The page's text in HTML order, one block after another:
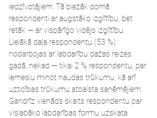
iedzīvotājiem. Tā biežāk domā
respondenti ar augstāko izglītību, bet
retāk — ar vispārīgo vidējo izglītību.
Lielākā daļa respondentu (53 %)
nodarbojas ar labdarību dažas reizes
gadā, nekad — tikai 2 % respondentu, par
iemeslu minot naudas trūkumu, kā arī
uzticības trūkumu atbalsta saņēmējiem.
Gandrīz vienāds skaits respondentu par
vislabāko labdarības formu uzskata